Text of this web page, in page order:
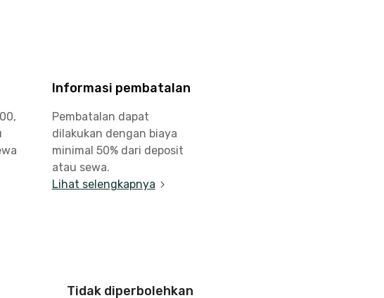
Informasi pembatalan
Pembatalan dapat
dilakukan dengan biaya
minimal 50% dari deposit
atau sewa.
Lihat selengkapnya
Tidak diperbolehkan